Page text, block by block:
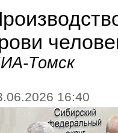
Томск
16:40